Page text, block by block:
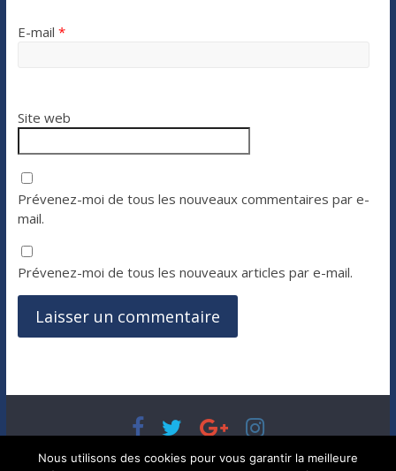
E-mail *
Site web
Prévenez-moi de tous les nouveaux commentaires par e-
mail.
Prévenez-moi de tous les nouveaux articles par e-mail.
Copyright © 2026 Bénéfices, l'actualité de votre argent, de
Nous utilisons des cookies pour vous garantir la meilleure